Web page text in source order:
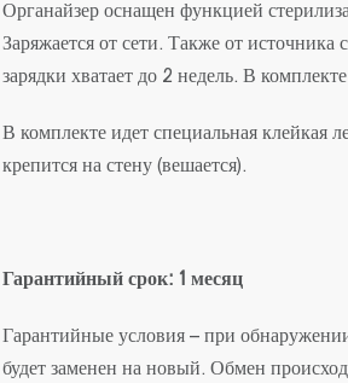
Органайзер оснащен функцией
Заряжается от сети. Также от источника
зарядки хватает до 2 недель. В
В комплекте идет специальная клейкая
крепится на стену (вешается).
Гарантийный срок: 1 месяц
Гарантийные условия – при
будет заменен на новый. Обмен